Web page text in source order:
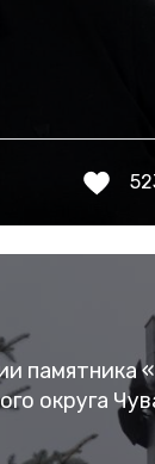
памятника
округа